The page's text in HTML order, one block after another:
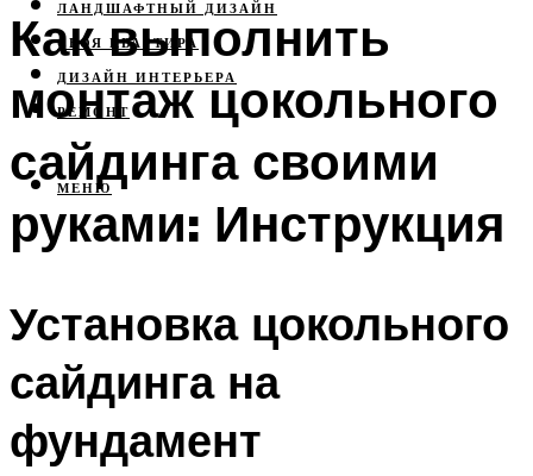
ЛАНДШАФТНЫЙ ДИЗАЙН
СВОЯ КВАРТИРА
ДИЗАЙН ИНТЕРЬЕРА
РЕМОНТ
МЕНЮ
Как выполнить
монтаж цокольного
сайдинга своими
руками: Инструкция
Установка цокольного
сайдинга на
фундамент